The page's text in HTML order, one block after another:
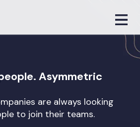
Asymmetric
are always looking
to join their teams.